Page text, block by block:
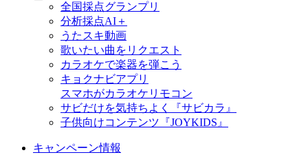
全国採点グランプリ
分析採点AI＋
うたスキ動画
歌いたい曲をリクエスト
カラオケで楽器を弾こう
キョクナビアプリ
スマホがカラオケリモコン
サビだけを気持ちよく『サビカラ』
子供向けコンテンツ『JOYKIDS』
キャンペーン情報